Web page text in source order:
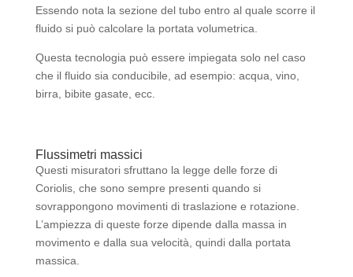
Essendo nota la sezione del tubo entro al quale scorre il
fluido si può calcolare la portata volumetrica.
Questa tecnologia può essere impiegata solo nel caso
che il fluido sia conducibile, ad esempio: acqua, vino,
birra, bibite gasate, ecc.
Flussimetri massici
Questi misuratori sfruttano la legge delle forze di
Coriolis, che sono sempre presenti quando si
sovrappongono movimenti di traslazione e rotazione.
L’ampiezza di queste forze dipende dalla massa in
movimento e dalla sua velocità, quindi dalla portata
massica.